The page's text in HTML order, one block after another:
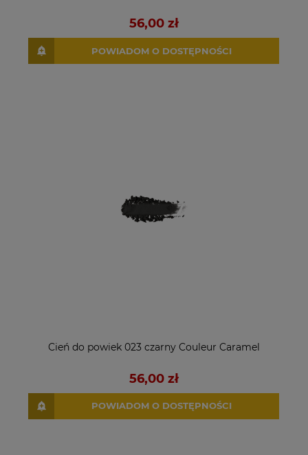
56,00 zł
POWIADOM O DOSTĘPNOŚCI
Cień do powiek 023 czarny Couleur Caramel
56,00 zł
POWIADOM O DOSTĘPNOŚCI